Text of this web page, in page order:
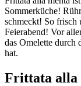
Sommerküche!
schmeckt! So frisch
Feierabend! Vor
das Omelette durch
hat.
Frittata alla